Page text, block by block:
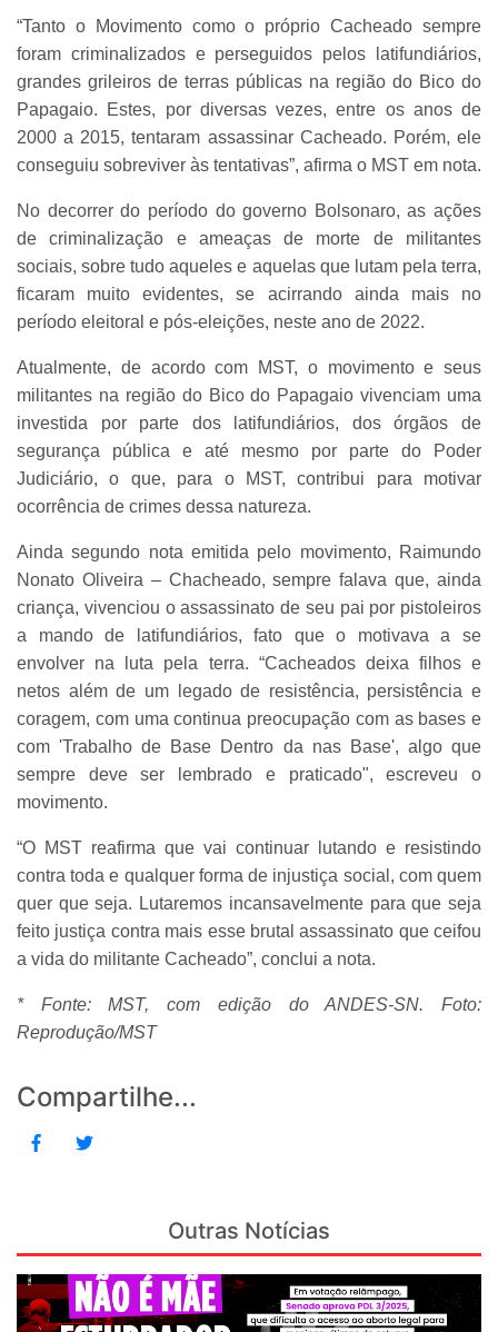
“Tanto o Movimento como o próprio Cacheado sempre
foram criminalizados e perseguidos pelos latifundiários,
grandes grileiros de terras públicas na região do Bico do
Papagaio. Estes, por diversas vezes, entre os anos de
2000 a 2015, tentaram assassinar Cacheado. Porém, ele
conseguiu sobreviver às tentativas”, afirma o MST em nota.
No decorrer do período do governo Bolsonaro, as ações
de criminalização e ameaças de morte de militantes
sociais, sobre tudo aqueles e aquelas que lutam pela terra,
ficaram muito evidentes, se acirrando ainda mais no
período eleitoral e pós-eleições, neste ano de 2022.
Atualmente, de acordo com MST, o movimento e seus
militantes na região do Bico do Papagaio vivenciam uma
investida por parte dos latifundiários, dos órgãos de
segurança pública e até mesmo por parte do Poder
Judiciário, o que, para o MST, contribui para motivar
ocorrência de crimes dessa natureza.
Ainda segundo nota emitida pelo movimento, Raimundo
Nonato Oliveira – Chacheado, sempre falava que, ainda
criança, vivenciou o assassinato de seu pai por pistoleiros
a mando de latifundiários, fato que o motivava a se
envolver na luta pela terra. “Cacheados deixa filhos e
netos além de um legado de resistência, persistência e
coragem, com uma continua preocupação com as bases e
com 'Trabalho de Base Dentro da nas Base', algo que
sempre deve ser lembrado e praticado", escreveu o
movimento.
“O MST reafirma que vai continuar lutando e resistindo
contra toda e qualquer forma de injustiça social, com quem
quer que seja. Lutaremos incansavelmente para que seja
feito justiça contra mais esse brutal assassinato que ceifou
a vida do militante Cacheado”, conclui a nota.
* Fonte: MST, com edição do ANDES-SN. Foto:
Reprodução/MST
Compartilhe...
Outras Notícias